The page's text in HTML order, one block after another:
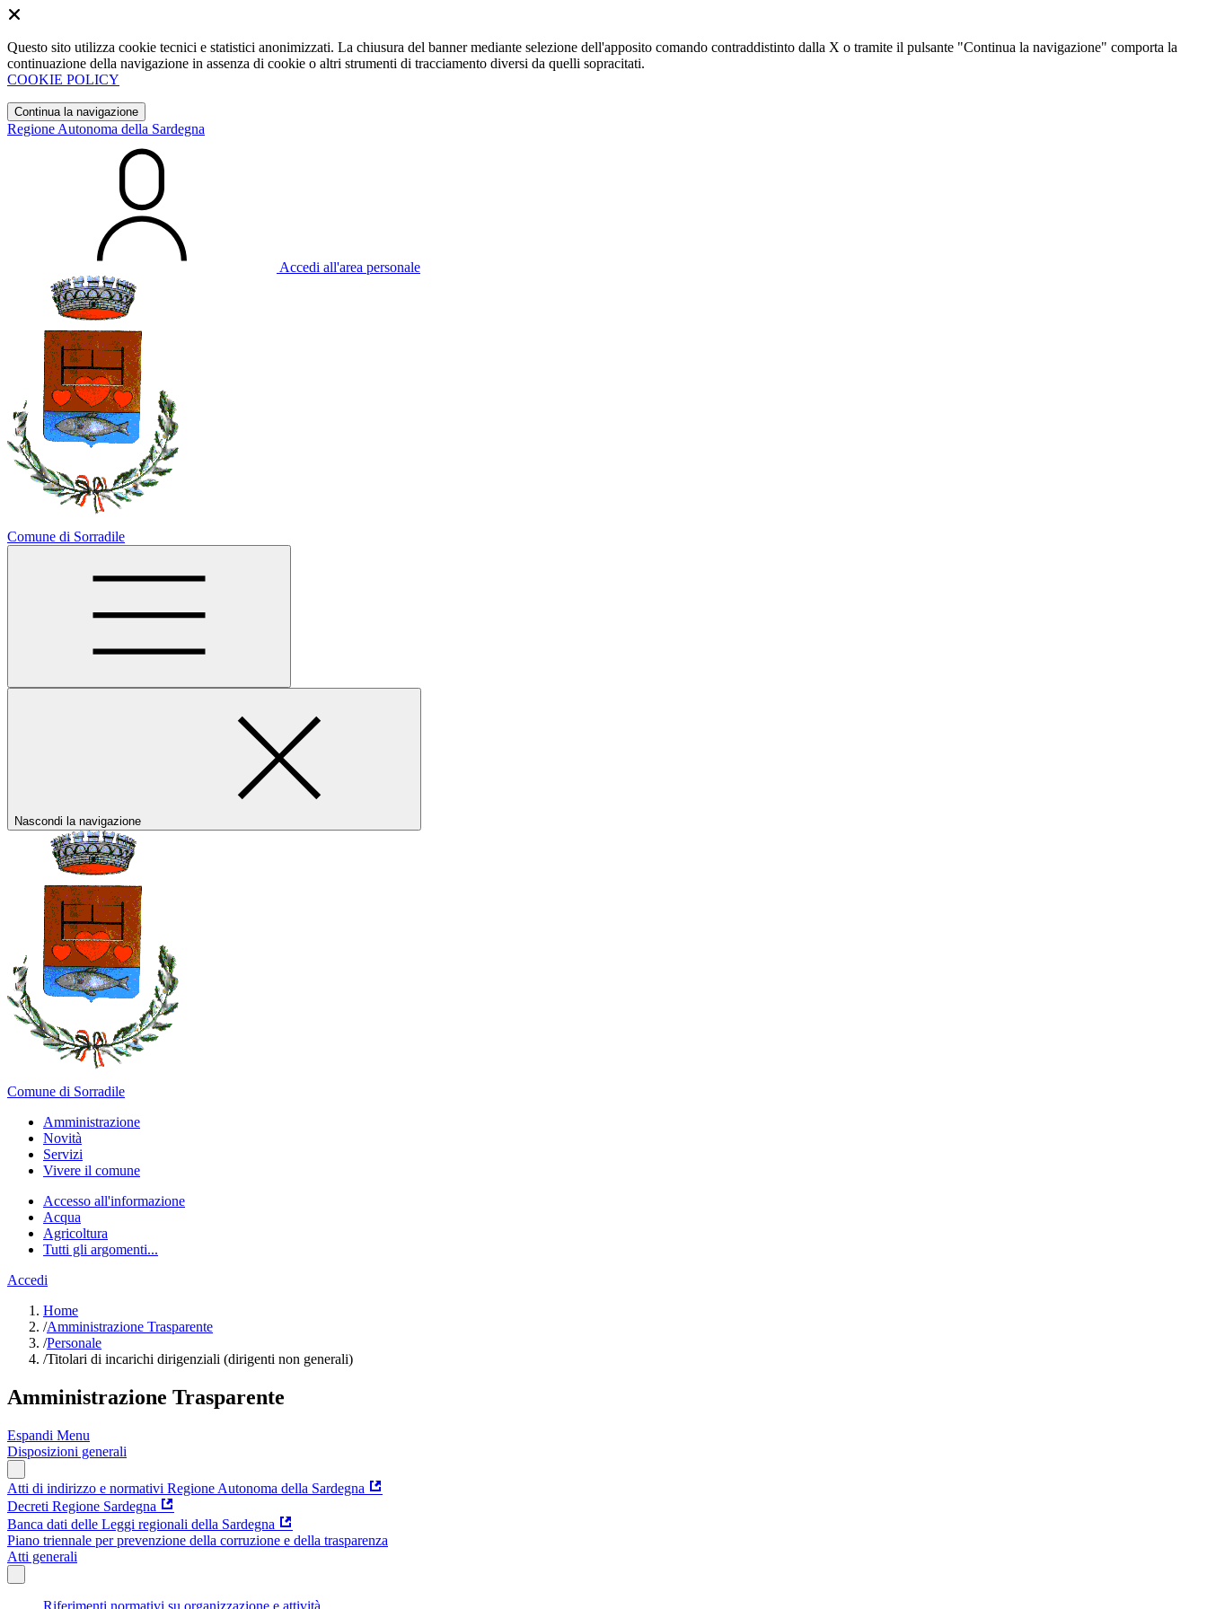
Questo sito utilizza cookie tecnici e statistici anonimizzati. La chiusura del banner mediante selezione dell'apposito comando contraddistinto dalla X o tramite il pulsante "Continua la navigazione" comporta la
continuazione della navigazione in assenza di cookie o altri strumenti di tracciamento diversi da quelli sopracitati.
COOKIE POLICY
Continua la navigazione
Regione Autonoma della Sardegna
Accedi all'area personale
Comune di Sorradile
Nascondi la navigazione
Comune di Sorradile
Amministrazione
Novità
Servizi
Vivere il comune
Accesso all'informazione
Acqua
Agricoltura
Tutti gli argomenti...
Accedi
Home
/Amministrazione Trasparente
/Personale
/Titolari di incarichi dirigenziali (dirigenti non generali)
Amministrazione Trasparente
Espandi Menu
Disposizioni generali
Atti di indirizzo e normativi Regione Autonoma della Sardegna
Decreti Regione Sardegna
Banca dati delle Leggi regionali della Sardegna
Piano triennale per prevenzione della corruzione e della trasparenza
Atti generali
Riferimenti normativi su organizzazione e attività